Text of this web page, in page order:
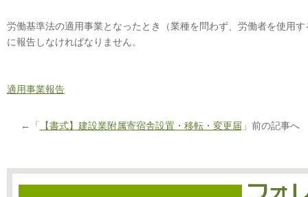
労働基準法の適用事業となったとき（業種を問わず、労働者を使用
に報告しなければなりません。
適用事業報告
←「 【書式】建設業附属寄宿舎設置・移転・変更届 」前の記事